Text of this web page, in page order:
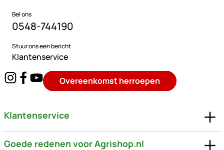
Bel ons
0548-744190
Stuur ons een bericht
Klantenservice
Overeenkomst herroepen
Klantenservice
Goede redenen voor Agrishop.nl